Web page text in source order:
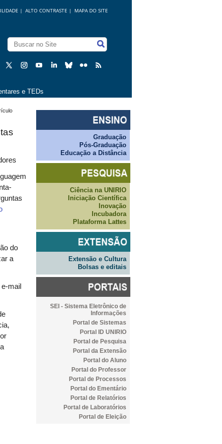
MAPA DO SITE
ALTO CONTRASTE |
|
e TEDs
do
a
mail
Graduação
Pós-Graduação
Educação a Distância
Ciência na UNIRIO
Iniciação Científica
Inovação
Incubadora
Plataforma Lattes
Extensão e Cultura
Bolsas e editais
SEI - Sistema Eletrônico de
Informações
Portal de Sistemas
Portal ID UNIRIO
Portal de Pesquisa
Portal da Extensão
Portal do Aluno
Portal do Professor
Portal de Processos
Portal do Ementário
Portal de Relatórios
Portal de Laboratórios
Portal de Eleição